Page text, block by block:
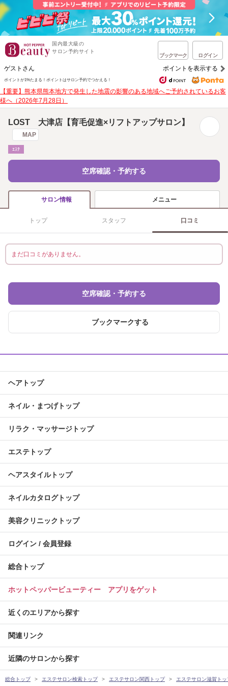
国内最大級の
サロン予約サイト
ブックマーク ログイン
ゲストさん ポイントを表示する
ポイントが1%たまる！ ポイントはサロン予約でつかえる！
【重要】熊本県熊本地方で発生した地震の影響のある地域へご予約されているお客
様へ（2026年7月28日）
LOST 大津店【育毛促進×リフトアップサロン】
MAP
ｴｽﾃ
空席確認・予約する
サロン情報 メニュー
トップ スタッフ 口コミ
まだ口コミがありません。
空席確認・予約する
ブックマークする
ヘアトップ
ネイル・まつげトップ
リラク・マッサージトップ
エステトップ
ヘアスタイルトップ
ネイルカタログトップ
美容クリニックトップ
ログイン / 会員登録
総合トップ
ホットペッパービューティー アプリをゲット
近くのエリアから探す
関連リンク
近隣のサロンから探す
総合トップ エステサロン検索トップ エステサロン関西トップ エステサロン滋賀トッ